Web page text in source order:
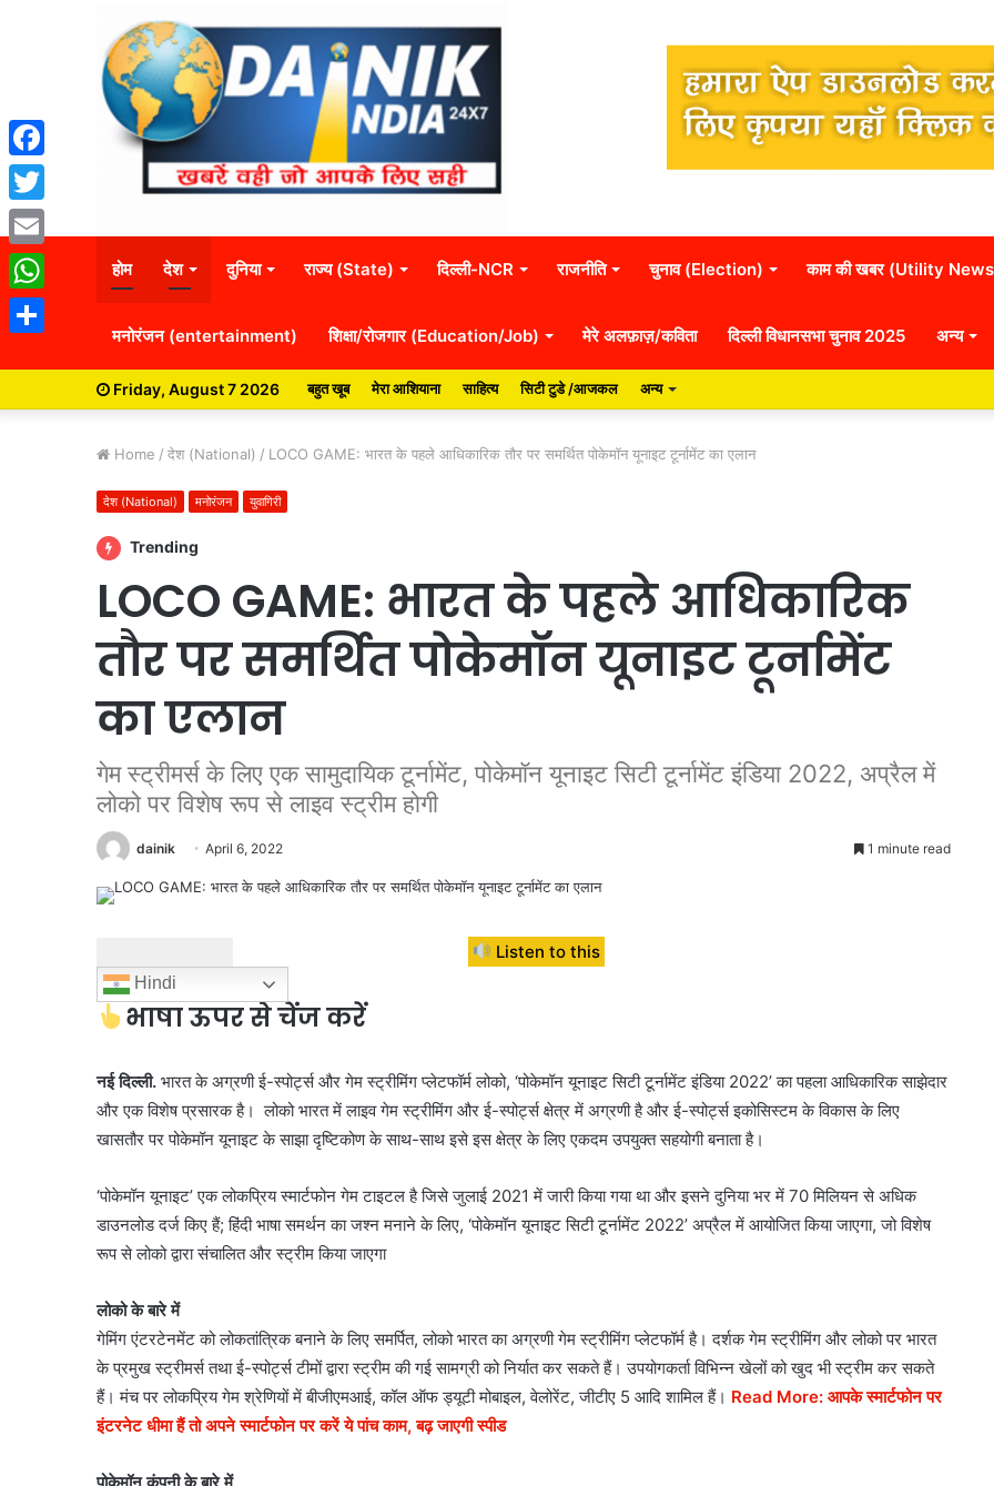
होम देश दुनिया राज्य (State) दिल्ली-NCR राजनीति चुनाव (Election) काम की खबर (Utility
मनोरंजन (entertainment) शिक्षा/रोजगार (Education/Job) मेरे अलफ़ाज़/कविता दिल्ली विधानसभा चुनाव 2025 अन्य
Friday, August 7 2026 बहुत खूब मेरा आशियाना साहित्य सिटी टुडे /आजकल अन्य
Home / देश (National) / LOCO GAME: भारत के पहले आधिकारिक तौर पर समर्थित पोकेमॉन यूनाइट टूर्नामेंट का एलान
देश (National) मनोरंजन युवागिरी
Trending
LOCO GAME: भारत के पहले आधिकारिक
तौर पर समर्थित पोकेमॉन यूनाइट टूर्नामेंट
का एलान
गेम स्ट्रीमर्स के लिए एक सामुदायिक टूर्नामेंट, पोकेमॉन यूनाइट सिटी टूर्नामेंट इंडिया 2022, अप्रैल में
लोको पर विशेष रूप से लाइव स्ट्रीम होगी
dainik April 6, 2022 1 minute read
Listen to this
Hindi
भाषा ऊपर से चेंज करें
नई दिल्ली. भारत के अग्रणी ई-स्पोर्ट्स और गेम स्ट्रीमिंग प्लेटफॉर्म लोको, ‘पोकेमॉन यूनाइट सिटी टूर्नामेंट इंडिया 2022’ का पहला आधिकारिक साझेदार
और एक विशेष प्रसारक है। लोको भारत में लाइव गेम स्ट्रीमिंग और ई-स्पोर्ट्स क्षेत्र में अग्रणी है और ई-स्पोर्ट्स इकोसिस्टम के विकास के लिए
खासतौर पर पोकेमॉन यूनाइट के साझा दृष्टिकोण के साथ-साथ इसे इस क्षेत्र के लिए एकदम उपयुक्त सहयोगी बनाता है।
‘पोकेमॉन यूनाइट’ एक लोकप्रिय स्मार्टफोन गेम टाइटल है जिसे जुलाई 2021 में जारी किया गया था और इसने दुनिया भर में 70 मिलियन से अधिक
डाउनलोड दर्ज किए हैं; हिंदी भाषा समर्थन का जश्न मनाने के लिए, ‘पोकेमॉन यूनाइट सिटी टूर्नामेंट 2022’ अप्रैल में आयोजित किया जाएगा, जो विशेष
रूप से लोको द्वारा संचालित और स्ट्रीम किया जाएगा
लोको के बारे में
गेमिंग एंटरटेनमेंट को लोकतांत्रिक बनाने के लिए समर्पित, लोको भारत का अग्रणी गेम स्ट्रीमिंग प्लेटफॉर्म है। दर्शक गेम स्ट्रीमिंग और लोको पर भारत
के प्रमुख स्ट्रीमर्स तथा ई-स्पोर्ट्स टीमों द्वारा स्ट्रीम की गई सामग्री को निर्यात कर सकते हैं। उपयोगकर्ता विभिन्न खेलों को खुद भी स्ट्रीम कर सकते
हैं। मंच पर लोकप्रिय गेम श्रेणियों में बीजीएमआई, कॉल ऑफ ड्यूटी मोबाइल, वेलोरेंट, जीटीए 5 आदि शामिल हैं। Read More: आपके स्मार्टफोन पर
इंटरनेट धीमा हैं तो अपने स्मार्टफोन पर करें ये पांच काम, बढ़ जाएगी स्पीड
पोकेमॉन कंपनी के बारे में
Facebook
Twitter
Email
WhatsApp